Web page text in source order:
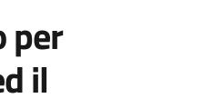
per
il